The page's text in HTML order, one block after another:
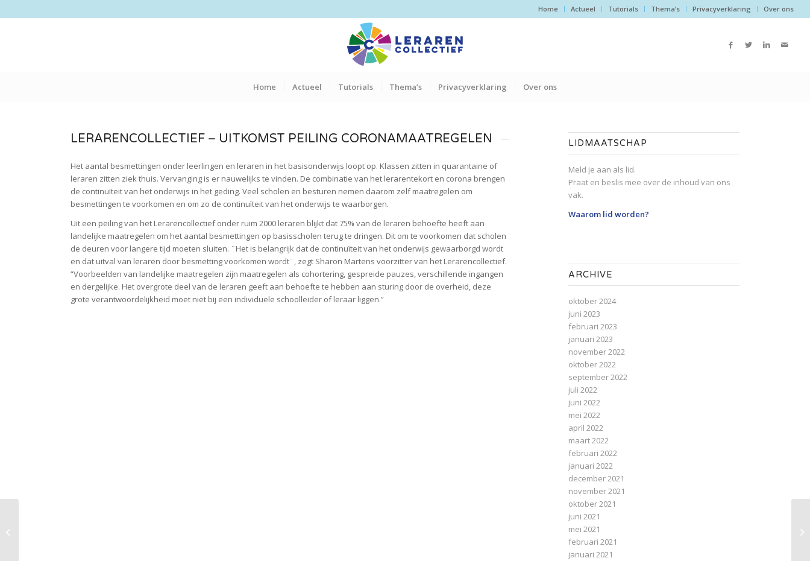
Home Actueel Tutorials Thema’s Privacyverklaring Over ons
Home Actueel Tutorials Thema’s Privacyverklaring Over ons
LERARENCOLLECTIEF – UITKOMST PEILING CORONAMAATREGELEN
Het aantal besmettingen onder leerlingen en leraren in het basisonderwijs loopt op. Klassen zitten in quarantaine of
leraren zitten ziek thuis. Vervanging is er nauwelijks te vinden. De combinatie van het lerarentekort en corona brengen
de continuïteit van het onderwijs in het geding. Veel scholen en besturen nemen daarom zelf maatregelen om
besmettingen te voorkomen en om zo de continuïteit van het onderwijs te waarborgen.
Uit een peiling van het Lerarencollectief onder ruim 2000 leraren blijkt dat 75% van de leraren behoefte heeft aan
landelijke maatregelen om het aantal besmettingen op basisscholen terug te dringen. Dit om te voorkomen dat scholen
de deuren voor langere tijd moeten sluiten. ¨Het is belangrijk dat de continuïteit van het onderwijs gewaarborgd wordt
en dat uitval van leraren door besmetting voorkomen wordt¨, zegt Sharon Martens voorzitter van het Lerarencollectief.
“Voorbeelden van landelijke maatregelen zijn maatregelen als cohortering, gespreide pauzes, verschillende ingangen
en dergelijke. Het overgrote deel van de leraren geeft aan behoefte te hebben aan sturing door de overheid, deze
grote verantwoordelijkheid moet niet bij een individuele schoolleider of leraar liggen.”
LIDMAATSCHAP
Meld je aan als lid.
Praat en beslis mee over de inhoud van ons
vak.
Waarom lid worden?
ARCHIVE
oktober 2024
juni 2023
februari 2023
januari 2023
november 2022
oktober 2022
september 2022
juli 2022
juni 2022
mei 2022
april 2022
maart 2022
februari 2022
januari 2022
december 2021
november 2021
oktober 2021
juni 2021
mei 2021
februari 2021
januari 2021